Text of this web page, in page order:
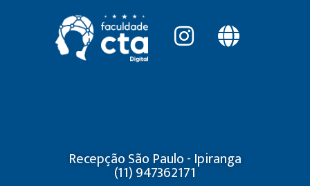
Recepção São Paulo - Ipiranga
(11) 947362171